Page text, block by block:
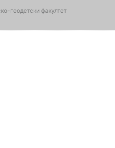
геодетски факултет